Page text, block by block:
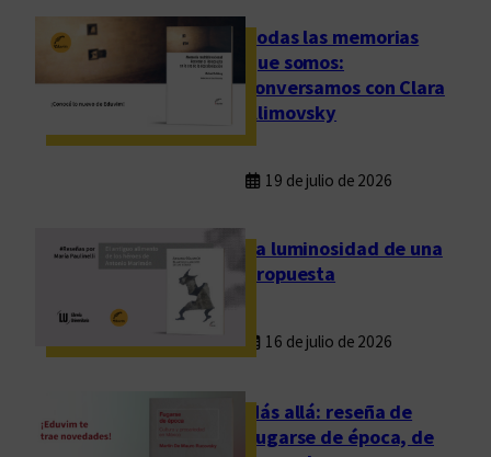
Todas las memorias
que somos:
conversamos con Clara
Klimovsky
19 de julio de 2026
La luminosidad de una
propuesta
16 de julio de 2026
Más allá: reseña de
Fugarse de época, de